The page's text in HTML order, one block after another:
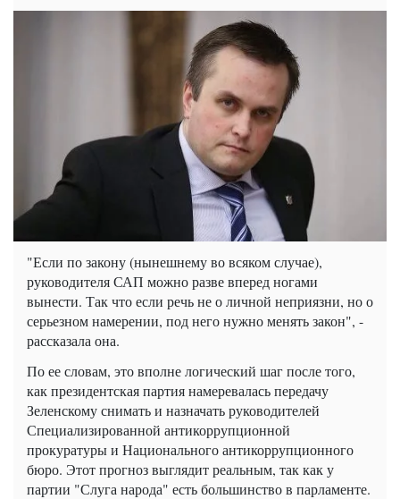
"Если по закону (нынешнему во всяком случае),
руководителя САП можно разве вперед ногами
вынести. Так что если речь не о личной неприязни, но о
серьезном намерении, под него нужно менять закон", -
рассказала она.
По ее словам, это вполне логический шаг после того,
как президентская партия намеревалась передачу
Зеленскому снимать и назначать руководителей
Специализированной антикоррупционной
прокуратуры и Национального антикоррупционного
бюро. Этот прогноз выглядит реальным, так как у
партии "Слуга народа" есть большинство в парламенте.